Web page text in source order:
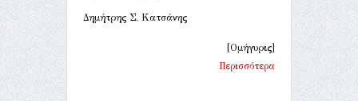
Δημήτρης Σ. Κατσάνης
[Ομήγυρις]
Περισσότερα